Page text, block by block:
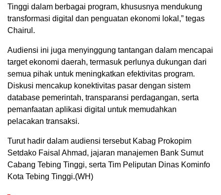
Tinggi dalam berbagai program, khususnya mendukung
transformasi digital dan penguatan ekonomi lokal,” tegas
Chairul.
Audiensi ini juga menyinggung tantangan dalam mencapai
target ekonomi daerah, termasuk perlunya dukungan dari
semua pihak untuk meningkatkan efektivitas program.
Diskusi mencakup konektivitas pasar dengan sistem
database pemerintah, transparansi perdagangan, serta
pemanfaatan aplikasi digital untuk memudahkan
pelacakan transaksi.
Turut hadir dalam audiensi tersebut Kabag Prokopim
Setdako Faisal Ahmad, jajaran manajemen Bank Sumut
Cabang Tebing Tinggi, serta Tim Peliputan Dinas Kominfo
Kota Tebing Tinggi.(WH)